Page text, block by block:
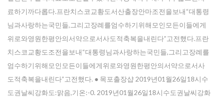
료하기까다롭다.프란치스코교황도서산출장안마조전을보내“대통령
님과사랑하는국민들,그리고장례를엄수하기위해모인모든이들에게
위로와영원한평안의서약으로서사도적축복을내린다”고전했다.프란
치스코교황도조전을보내“대통령님과사랑하는국민들,그리고장례를
엄수하기위해모인모든이들에게위로와영원한평안의서약으로서사
도적축복을내린다”고전했다. ● 목포 출장샵 2019년01월26일18시수
도권날씨강화도:맑음,기온:-0. 2019년01월26일18시수도권날씨강화